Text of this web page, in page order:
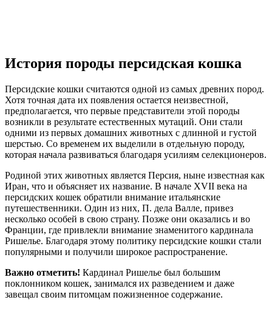
История породы персидская кошка
Персидские кошки считаются одной из самых древних пород.
Хотя точная дата их появления остается неизвестной,
предполагается, что первые представители этой породы
возникли в результате естественных мутаций. Они стали
одними из первых домашних животных с длинной и густой
шерстью. Со временем их выделили в отдельную породу,
которая начала развиваться благодаря усилиям селекционеров.
Родиной этих животных является Персия, ныне известная как
Иран, что и объясняет их название. В начале XVII века на
персидских кошек обратили внимание итальянские
путешественники. Один из них, П. дела Валле, привез
несколько особей в свою страну. Позже они оказались и во
Франции, где привлекли внимание знаменитого кардинала
Ришелье. Благодаря этому политику персидские кошки стали
популярными и получили широкое распространение.
Важно отметить! Кардинал Ришелье был большим
поклонником кошек, занимался их разведением и даже
завещал своим питомцам пожизненное содержание.